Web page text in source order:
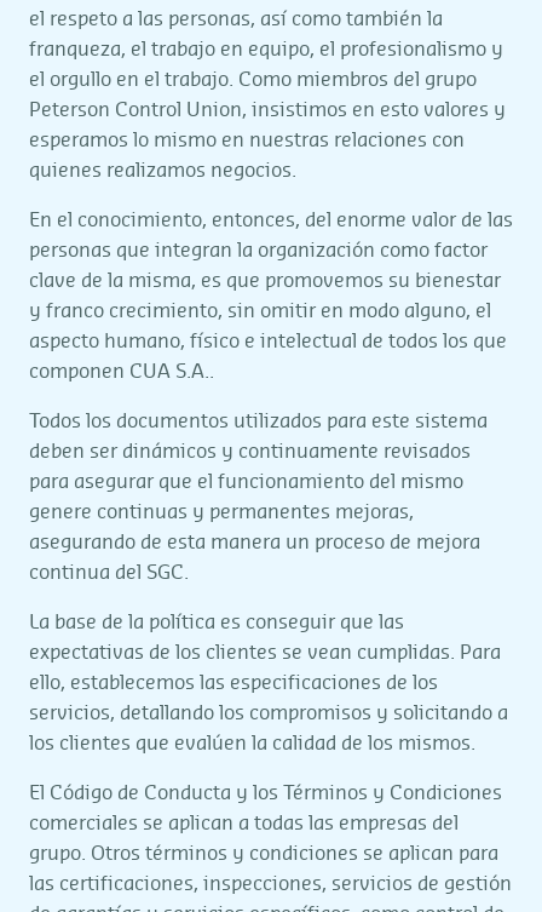
el respeto a las personas, así como también la
franqueza, el trabajo en equipo, el profesionalismo y
el orgullo en el trabajo. Como miembros del grupo
Peterson Control Union, insistimos en esto valores y
esperamos lo mismo en nuestras relaciones con
quienes realizamos negocios.
En el conocimiento, entonces, del enorme valor de las
personas que integran la organización como factor
clave de la misma, es que promovemos su bienestar
y franco crecimiento, sin omitir en modo alguno, el
aspecto humano, físico e intelectual de todos los que
componen CUA S.A..
Todos los documentos utilizados para este sistema
deben ser dinámicos y continuamente revisados
para asegurar que el funcionamiento del mismo
genere continuas y permanentes mejoras,
asegurando de esta manera un proceso de mejora
continua del SGC.
La base de la política es conseguir que las
expectativas de los clientes se vean cumplidas. Para
ello, establecemos las especificaciones de los
servicios, detallando los compromisos y solicitando a
los clientes que evalúen la calidad de los mismos.
El Código de Conducta y los Términos y Condiciones
comerciales se aplican a todas las empresas del
grupo. Otros términos y condiciones se aplican para
las certificaciones, inspecciones, servicios de gestión